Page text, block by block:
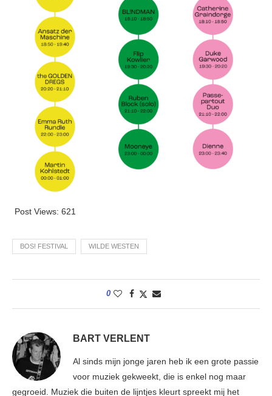
Post Views: 621
BOS! FESTIVAL WILDE WESTEN
0
BART VERLENT
Al sinds mijn jonge jaren heb ik een grote passie
voor muziek gekweekt, die is enkel nog maar
gegroeid. Muziek die buiten de lijntjes kleurt spreekt mij het